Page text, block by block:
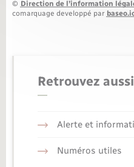
© Direction de l’information
comarquage developpé par
Retrouvez aussi
Alerte et
Numéros utiles